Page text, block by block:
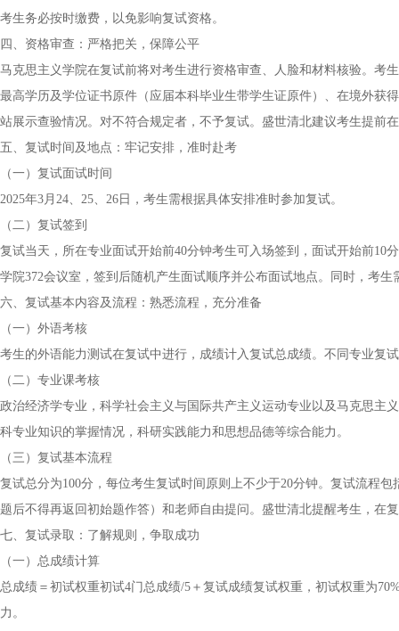
考生务必按时缴费，以免影响复试资格。
四、资格审查：严格把关，保障公平
马克思主义学院在复试前将对考生进行资格审查、人脸和材料核验。考
最高学历及学位证书原件（应届本科毕业生带学生证原件）、在境外获
站展示查验情况。对不符合规定者，不予复试。盛世清北建议考生提前
五、复试时间及地点：牢记安排，准时赴考
（一）复试面试时间
2025年3月24、25、26日，考生需根据具体安排准时参加复试。
（二）复试签到
复试当天，所在专业面试开始前40分钟考生可入场签到，面试开始前
学院372会议室，签到后随机产生面试顺序并公布面试地点。同时，考
六、复试基本内容及流程：熟悉流程，充分准备
（一）外语考核
考生的外语能力测试在复试中进行，成绩计入复试总成绩。不同专业复
（二）专业课考核
政治经济学专业，科学社会主义与国际共产主义运动专业以及马克思主
科专业知识的掌握情况，科研实践能力和思想品德等综合能力。
（三）复试基本流程
复试总分为100分，每位考生复试时间原则上不少于20分钟。复试流程
题后不得再返回初始题作答）和老师自由提问。盛世清北提醒考生，在
七、复试录取：了解规则，争取成功
（一）总成绩计算
总成绩＝初试权重初试4门总成绩/5＋复试成绩复试权重，初试权重为
力。